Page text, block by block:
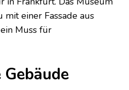
mit einer Fassade aus
Muss für